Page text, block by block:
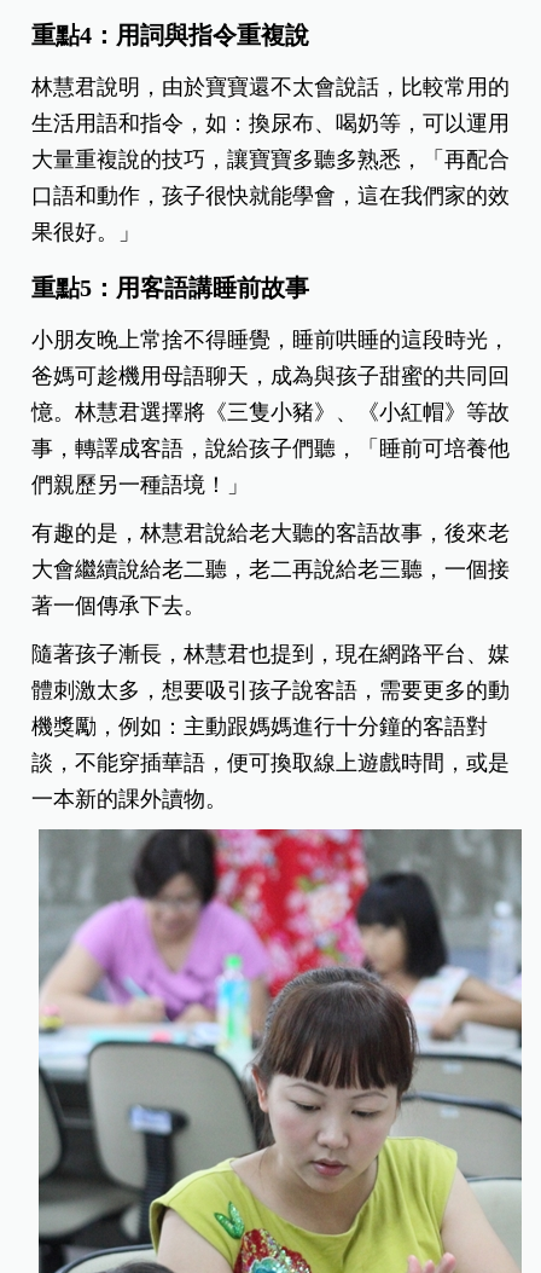
重點4：用詞與指令重複說
林慧君說明，由於寶寶還不太會說話，比較常用的
生活用語和指令，如：換尿布、喝奶等，可以運用
大量重複說的技巧，讓寶寶多聽多熟悉，「再配合
口語和動作，孩子很快就能學會，這在我們家的效
果很好。」
重點5：用客語講睡前故事
小朋友晚上常捨不得睡覺，睡前哄睡的這段時光，
爸媽可趁機用母語聊天，成為與孩子甜蜜的共同回
憶。林慧君選擇將《三隻小豬》、《小紅帽》等故
事，轉譯成客語，說給孩子們聽，「睡前可培養他
們親歷另一種語境！」
有趣的是，林慧君說給老大聽的客語故事，後來老
大會繼續說給老二聽，老二再說給老三聽，一個接
著一個傳承下去。
隨著孩子漸長，林慧君也提到，現在網路平台、媒
體刺激太多，想要吸引孩子說客語，需要更多的動
機獎勵，例如：主動跟媽媽進行十分鐘的客語對
談，不能穿插華語，便可換取線上遊戲時間，或是
一本新的課外讀物。